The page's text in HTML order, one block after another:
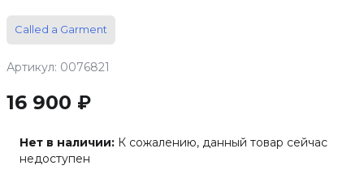
Called a Garment
Артикул: 0076821
16 900 ₽
Нет в наличии: К сожалению, данный товар сейчас
недоступен